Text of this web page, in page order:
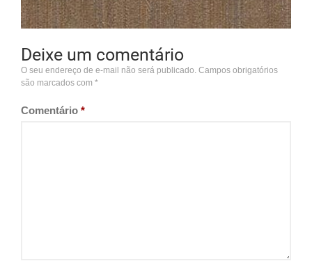
Deixe um comentário
O seu endereço de e-mail não será publicado. Campos obrigatórios
são marcados com *
Comentário *